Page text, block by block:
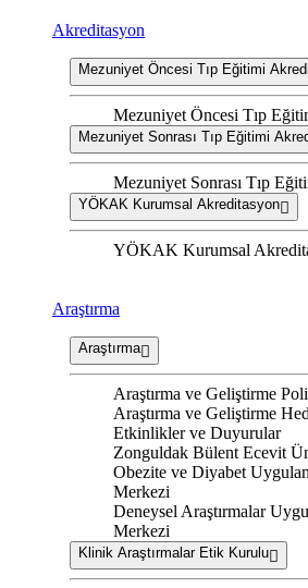
Akreditasyon
Mezuniyet Öncesi Tıp Eğitimi
Mezuniyet Öncesi Tıp
Mezuniyet Sonrası Tıp Eğitimi
Mezuniyet Sonrası Tıp
YÖKAK Kurumsal Akreditasyon
YÖKAK Kurumsal
Araştırma
Araştırma
Araştırma ve Geliştirme
Araştırma ve Geliştirme
Etkinlikler ve Duyurular
Zonguldak Bülent Ecevit
Obezite ve Diyabet
Merkezi
Deneysel Araştırmalar
Merkezi
Klinik Araştırmalar Etik Kurulu